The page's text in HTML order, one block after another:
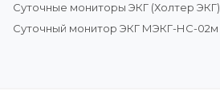
Суточные мониторы ЭКГ (Холтер ЭКГ)
Суточный монитор ЭКГ МЭКГ-НС-02м